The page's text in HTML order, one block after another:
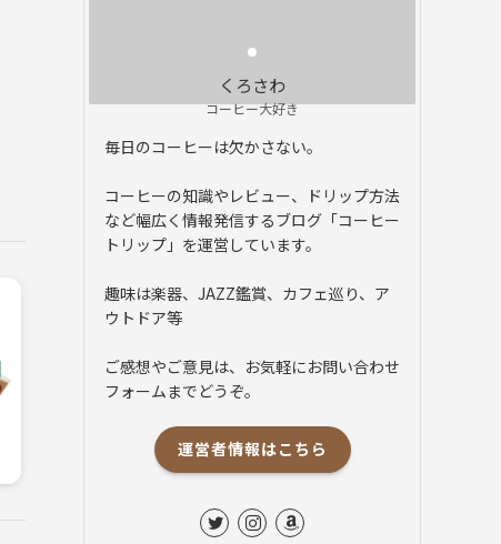
くろさわ
コーヒー大好き
毎日のコーヒーは欠かさない。
コーヒーの知識やレビュー、ドリップ方法
など幅広く情報発信するブログ「コーヒー
トリップ」を運営しています。
趣味は楽器、JAZZ鑑賞、カフェ巡り、ア
ウトドア等
ご感想やご意見は、お気軽にお問い合わせ
フォームまでどうぞ。
運営者情報はこちら